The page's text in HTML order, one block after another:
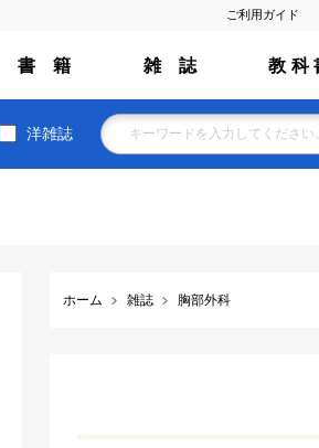
ご利用ガイド
書 籍 雑 誌 教 科
洋雑誌
ホーム 雑誌 胸部外科